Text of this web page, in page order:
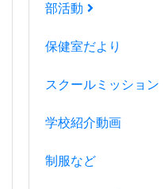
部活動
保健室だより
スクールミッショ
学校紹介動画
制服など